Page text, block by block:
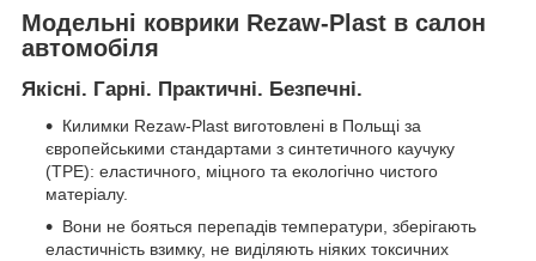
Модельні коврики Rezaw-Plast в салон
автомобіля
Якісні. Гарні. Практичні. Безпечні.
Килимки Rezaw-Plast виготовлені в Польщі за
європейськими стандартами з синтетичного каучуку
(ТРЕ): еластичного, міцного та екологічно чистого
матеріалу.
Вони не бояться перепадів температури, зберігають
еластичність взимку, не виділяють ніяких токсичних